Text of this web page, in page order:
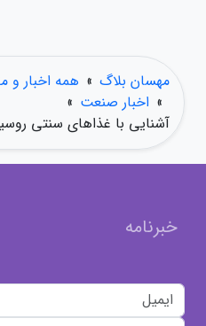
مهسان بلاگ » همه اخبار و
» اخبار صنعت »
آشنایی با غذاهای سنتی
خبرنامه